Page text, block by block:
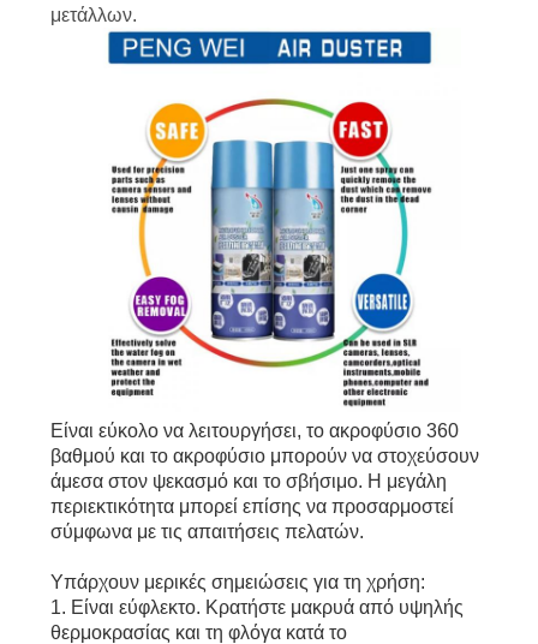
μετάλλων.
Είναι εύκολο να λειτουργήσει, το ακροφύσιο 360
βαθμού και το ακροφύσιο μπορούν να στοχεύσουν
άμεσα στον ψεκασμό και το σβήσιμο. Η μεγάλη
περιεκτικότητα μπορεί επίσης να προσαρμοστεί
σύμφωνα με τις απαιτήσεις πελατών.
Υπάρχουν μερικές σημειώσεις για τη χρήση:
1. Είναι εύφλεκτο. Κρατήστε μακρυά από υψηλής
θερμοκρασίας και τη φλόγα κατά το